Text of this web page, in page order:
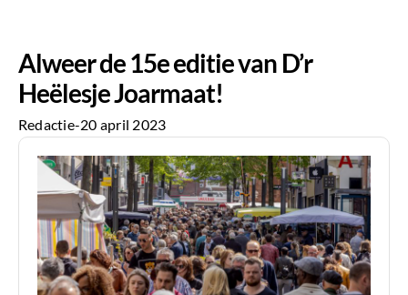
Alweer de 15e editie van D’r
Heëlesje Joarmaat!
Redactie-20 april 2023